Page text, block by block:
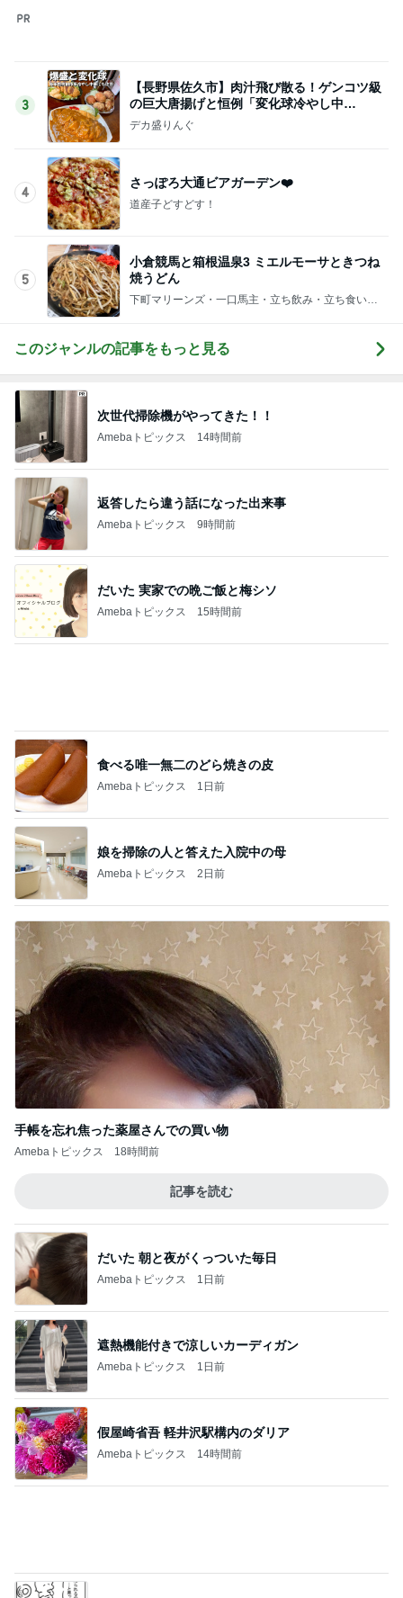
3
【長野県佐久市】肉汁飛び散る！ゲンコツ級
の巨大唐揚げと恒例「変化球冷やし中
華」！！〜李紅蘭さん〜
デカ盛りんぐ
4
さっぽろ大通ビアガーデン❤️
道産子どすどす！
5
小倉競馬と箱根温泉3 ミエルモーサときつね
焼うどん
下町マリーンズ・一口馬主・立ち飲み・立ち食いそ
このジャンルの記事をもっと見る
次世代掃除機がやってきた！！
Amebaトピックス 14時間前
返答したら違う話になった出来事
Amebaトピックス 9時間前
だいた 実家での晩ご飯と梅シソ
Amebaトピックス 15時間前
食べる唯一無二のどら焼きの皮
Amebaトピックス 1日前
娘を掃除の人と答えた入院中の母
Amebaトピックス 2日前
手帳を忘れ焦った薬屋さんでの買い物
Amebaトピックス 18時間前
記事を読む
だいた 朝と夜がくっついた毎日
Amebaトピックス 1日前
遮熱機能付きで涼しいカーディガン
Amebaトピックス 1日前
假屋崎省吾 軽井沢駅構内のダリア
Amebaトピックス 14時間前